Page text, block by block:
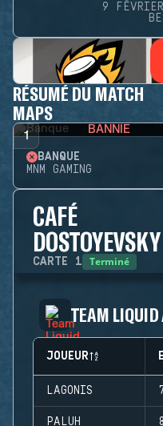
9
RÉSUMÉ DU MATCH
MAPS
1 BANNIE
BANQUE
MNM GAMING
CAFÉ
DOSTOYEVSKY
CARTE 1 Terminé
TEAM LIQUID
JOUEUR
LAGONIS
PALUH